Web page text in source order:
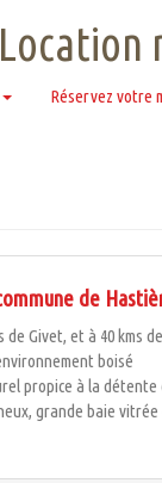
Location
Réservez votre
de
de Givet, et à 40 kms
boisé
propice à la
grande baie